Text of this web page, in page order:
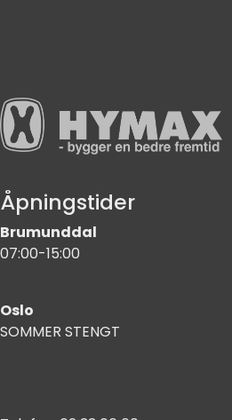
Åpningstider
Brumunddal
07:00-15:00
Oslo
SOMMER STENGT